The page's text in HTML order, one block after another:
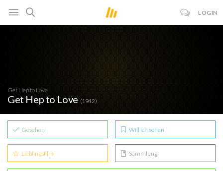
LOGIN
Get Hep to Love
Get Hep to Love (1942)
Gesehen Will ich sehen
Lieblingsfilm Sammlung